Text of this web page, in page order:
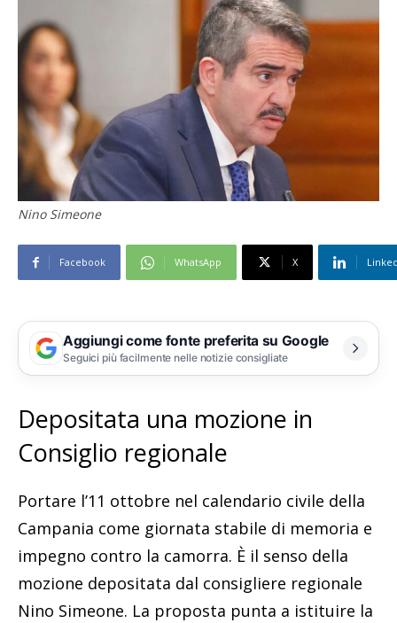
Nino Simeone
Facebook WhatsApp X
Aggiungi come fonte preferita su Google
Seguici più facilmente nelle notizie consigliate
Depositata una mozione in
Consiglio regionale
Portare l’11 ottobre nel calendario civile della
Campania come giornata stabile di memoria e
impegno contro la camorra. È il senso della
mozione depositata dal consigliere regionale
Nino Simeone. La proposta punta a istituire la